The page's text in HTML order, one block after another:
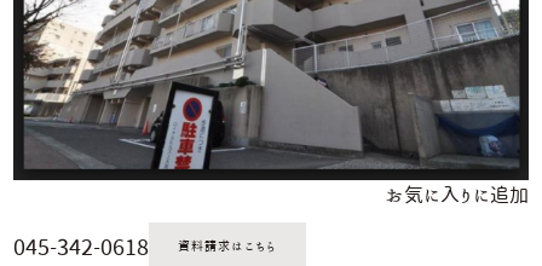
お気に入りに追加
045-342-0618 資料請求はこちら